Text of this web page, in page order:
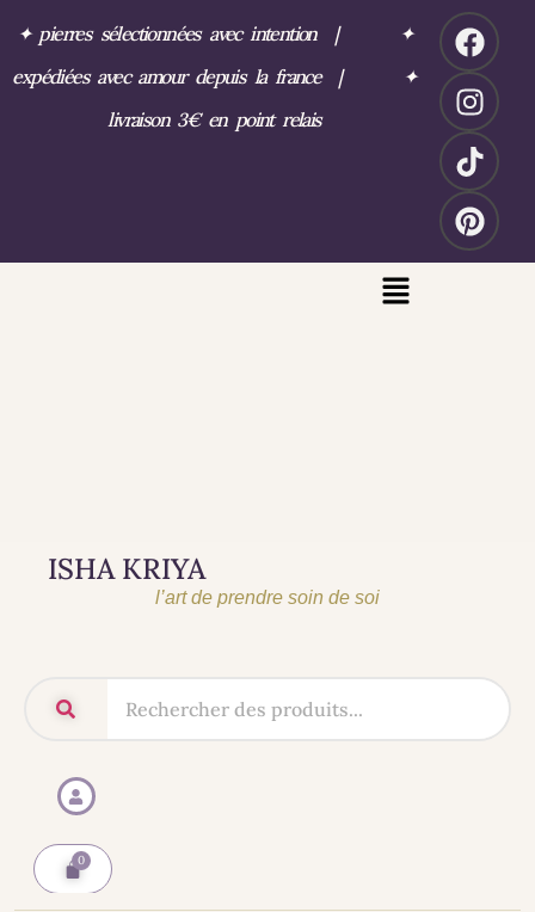
✦ pierres sélectionnées avec intention |
✦
expédiées avec amour depuis la france |
✦
livraison 3€ en point relais
ISHA KRIYA
l’art de prendre soin de soi